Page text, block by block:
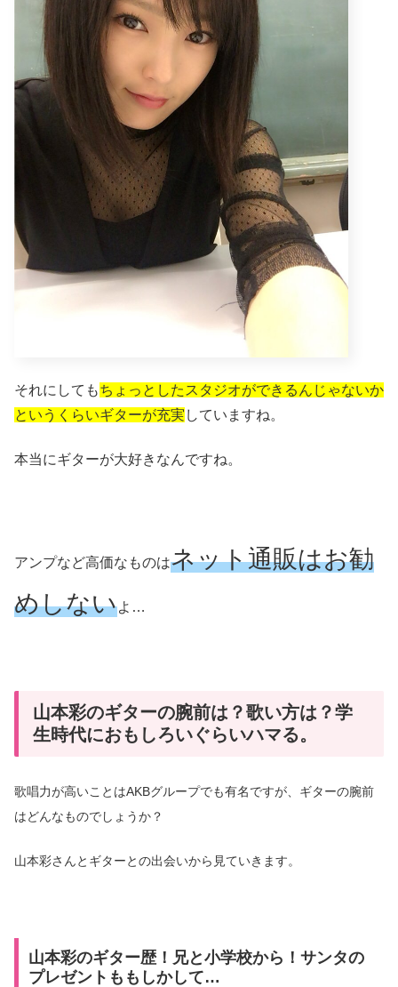
それにしてもちょっとしたスタジオができるんじゃないか
というくらいギターが充実 していますね。
本当にギターが大好きなんですね。
アンプなど高価なものはネット通販はお勧
めしないよ…
山本彩のギターの腕前は？歌い方は？学
生時代におもしろいぐらいハマる。
歌唱力が高いことはAKBグループでも有名ですが、ギターの腕前
はどんなものでしょうか？
山本彩さんとギターとの出会いから見ていきます。
山本彩のギター歴！兄と小学校から！サンタの
プレゼントももしかして…